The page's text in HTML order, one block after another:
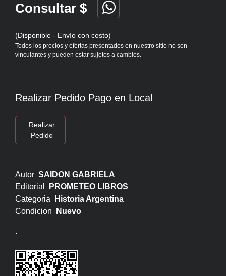
Consultar $
(Disponible - Envío con costo)
Todos los precios y ofertas presentados en nuestro sitio no son
vinculantes y pueden estar sujetos a cambios.
Realizar Pedido Pago en Local
Realizar
Pedido
Autor SAIDON GABRIELA
Editorial
PROMETEO LIBROS
Categoria
Historia Argentina
Condicion
Nuevo
.